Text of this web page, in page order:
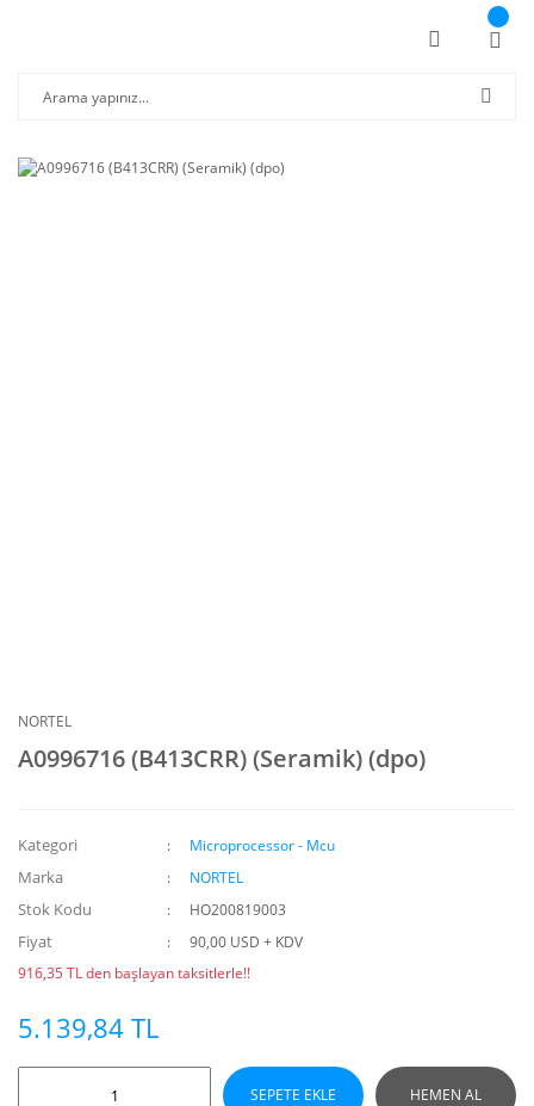
NORTEL
A0996716 (B413CRR) (Seramik) (dpo)
Kategori Microprocessor - Mcu
Marka NORTEL
Stok Kodu HO200819003
Fiyat
90,00 USD + KDV
916,35 TL den başlayan taksitlerle!!
5.139,84 TL
SEPETE EKLE HEMEN AL